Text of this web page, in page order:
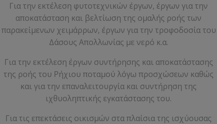
Για την εκτέλεση φυτοτεχνικών έργων, έργων για την
αποκατάσταση και βελτίωση της ομαλής ροής των
παρακείμενων χειμάρρων, έργων για την τροφοδοσία του
Δάσους Απολλωνίας με νερό κ.α.
Για την εκτέλεση έργων συντήρησης και αποκατάστασης
της ροής του Ρήχιου ποταμού λόγω προσχώσεων καθώς
και για την επαναλειτουργία και συντήρηση της
ιχθυοληπτικής εγκατάστασης του.
Για τις επεκτάσεις οικισμών στα πλαίσια της ισχύουσας